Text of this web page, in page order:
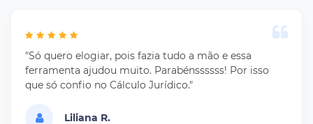
"Só quero elogiar, pois fazia tudo a mão e essa
ferramenta ajudou muito. Parabénssssss! Por isso
que só confio no Cálculo Jurídico."
Liliana R.